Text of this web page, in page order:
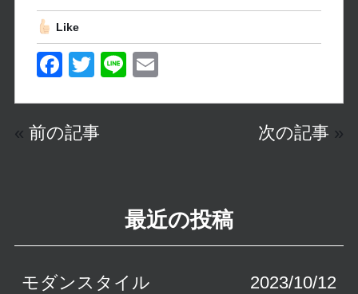
Like
F
e
k
T
er
Li
« 前の記事 次の記事 »
最近の投稿
モダンスタイル 2023/10/12